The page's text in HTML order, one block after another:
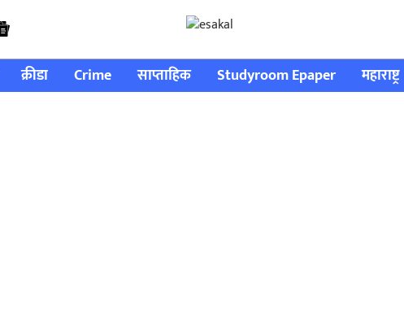
क्रीडा Crime साप्ताहिक Studyroom Epaper महाराष्ट्र